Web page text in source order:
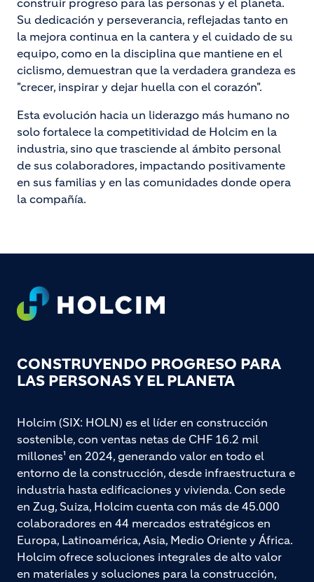
construir progreso para las personas y el planeta.
Su dedicación y perseverancia, reflejadas tanto en
la mejora continua en la cantera y el cuidado de su
equipo, como en la disciplina que mantiene en el
ciclismo, demuestran que la verdadera grandeza es
"crecer, inspirar y dejar huella con el corazón".
Esta evolución hacia un liderazgo más humano no
solo fortalece la competitividad de Holcim en la
industria, sino que trasciende al ámbito personal
de sus colaboradores, impactando positivamente
en sus familias y en las comunidades donde opera
la compañía.
Footer
CONSTRUYENDO PROGRESO PARA
LAS PERSONAS Y EL PLANETA
Holcim (SIX: HOLN) es el líder en construcción
sostenible, con ventas netas de CHF 16.2 mil
millones¹ en 2024, generando valor en todo el
entorno de la construcción, desde infraestructura e
industria hasta edificaciones y vivienda. Con sede
en Zug, Suiza, Holcim cuenta con más de 45.000
colaboradores en 44 mercados estratégicos en
Europa, Latinoamérica, Asia, Medio Oriente y África.
Holcim ofrece soluciones integrales de alto valor
en materiales y soluciones para la construcción,